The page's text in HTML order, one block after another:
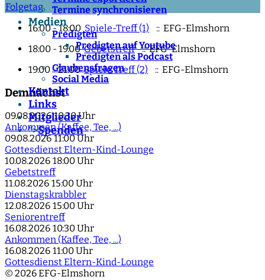
Termine synchronisieren
Medien
Predigten
Predigten auf Youtube
Predigten als Podcast
Glaubensfragen
Social Media
Kontakt
Links
Mitglieder
">Spenden
Folgetag
16:00 - 18:00Spiele-Treff (1)
:: EFG-Elmshorn
18:00 - 19:00Gebetstreff :: EFG-Elmshorn
19:00 - 21:00Spiele Treff (2) :: EFG-Elmshorn
Demnächst
09.08.2026 10:30 Uhr
Ankommen (Kaffee, Tee, ...)
09.08.2026 11:00 Uhr
Gottesdienst Eltern-Kind-Lounge
10.08.2026 18:00 Uhr
Gebetstreff
11.08.2026 15:00 Uhr
Dienstagskrabbler
12.08.2026 15:00 Uhr
Seniorentreff
16.08.2026 10:30 Uhr
Ankommen (Kaffee, Tee, ...)
16.08.2026 11:00 Uhr
Gottesdienst Eltern-Kind-Lounge
© 2026 EFG-Elmshorn